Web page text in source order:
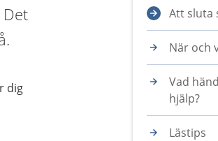
dig
Att sluta
När och
Vad
hjälp?
Lästips